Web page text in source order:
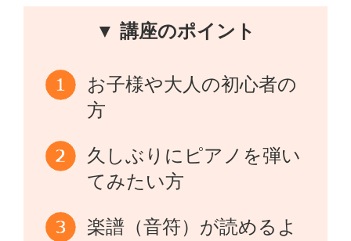
▼ 講座のポイント
お子様や大人の初心者の
方
久しぶりにピアノを弾い
てみたい方
楽譜（音符）が読めるよ